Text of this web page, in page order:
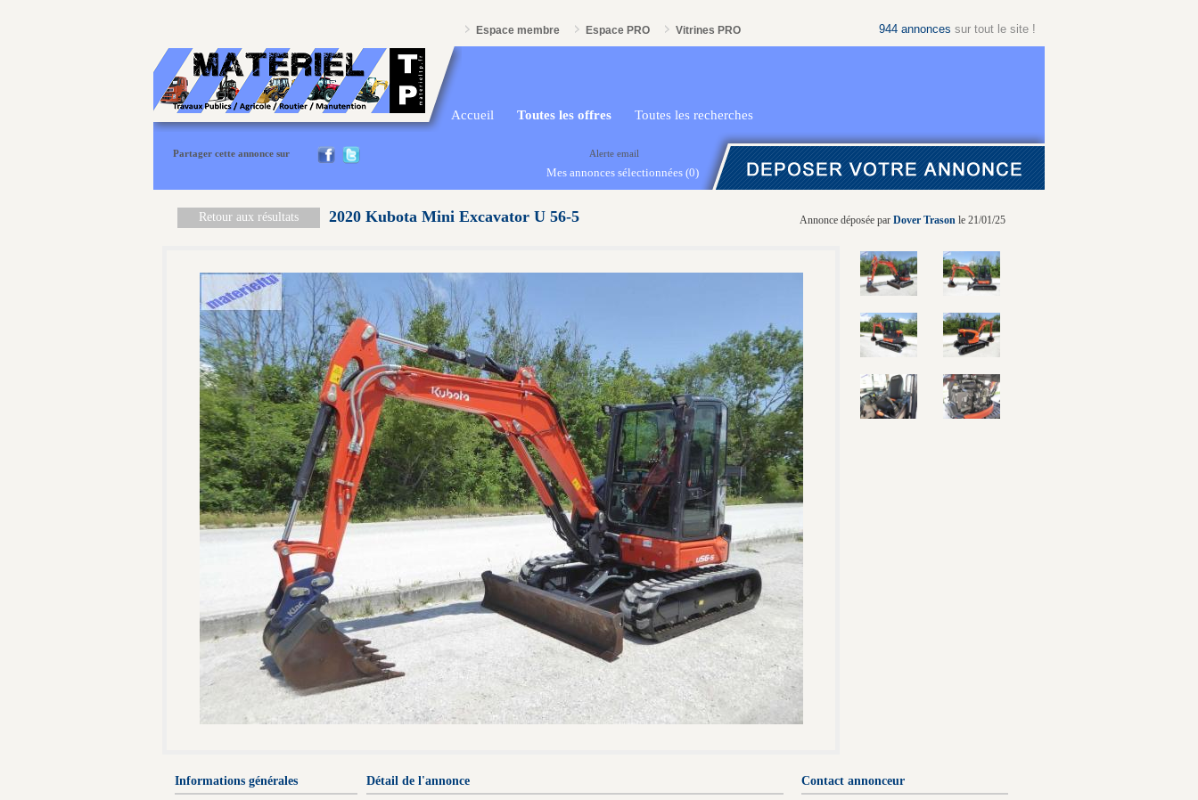
Espace membre Espace PRO Vitrines PRO 944 annonces sur tout le site !
Accueil Toutes les offres Toutes les recherches
Partager cette annonce sur Alerte email
Mes annonces sélectionnées (0)
Retour aux résultats 2020 Kubota Mini Excavator U 56-5 Annonce déposée par Dover Trason le 21/01/25
Informations générales Détail de l'annonce Contact annonceur